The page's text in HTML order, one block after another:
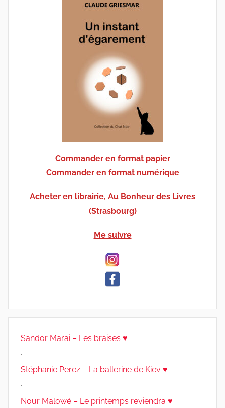
Commander en format papier
Commander en format numérique
Acheter en librairie, Au Bonheur des Livres
(Strasbourg)
Me suivre
Sandor Marai – Les braises ♥
.
Stéphanie Perez – La ballerine de Kiev ♥
.
Nour Malowé – Le printemps reviendra ♥